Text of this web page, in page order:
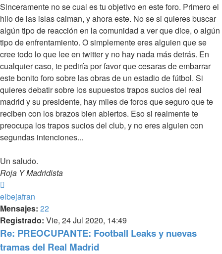
Sinceramente no se cual es tu objetivo en este foro. Primero el
hilo de las islas caiman, y ahora este. No se si quieres buscar
algún tipo de reacción en la comunidad a ver que dice, o algún
tipo de enfrentamiento. O simplemente eres alguien que se
cree todo lo que lee en twitter y no hay nada más detrás. En
cualquier caso, te pediría por favor que cesaras de embarrar
este bonito foro sobre las obras de un estadio de fútbol. Si
quieres debatir sobre los supuestos trapos sucios del real
madrid y su presidente, hay miles de foros que seguro que te
reciben con los brazos bien abiertos. Eso si realmente te
preocupa los trapos sucios del club, y no eres alguien con
segundas intenciones...
Un saludo.
Roja Y Madridista
elbejafran
Mensajes: 22
Registrado: Vie, 24 Jul 2020, 14:49
Re: PREOCUPANTE: Football Leaks y nuevas
tramas del Real Madrid